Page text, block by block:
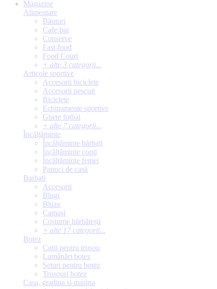
Magazine
Alimentare
Băuturi
Cafe-bar
Conserve
Fast-food
Food Court
+ alte 3 categorii...
Articole sportive
Accesorii biciclete
Accesorii pescuit
Biciclete
Echipamente sportive
Ghete fotbal
+ alte 7 categorii...
Încălțăminte
Încălțăminte bărbați
Încălțăminte copii
Încălțăminte femei
Papuci de casă
Barbati
Accesorii
Blugi
Bluze
Camasi
Costume bărbătești
+ alte 17 categorii...
Botez
Cutii pentru trusou
Lumânări botez
Seturi pentru botez
Trusouri botez
Casa, gradina si masina